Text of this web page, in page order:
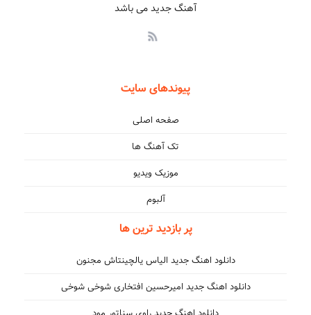
آهنگ جدید می باشد
پیوندهای سایت
صفحه اصلی
تک آهنگ ها
موزیک ویدیو
آلبوم
پر بازدید ترین ها
دانلود اهنگ جدید الیاس یالچینتاش مجنون
دانلود اهنگ جدید امیرحسین افتخاری شوخی شوخی